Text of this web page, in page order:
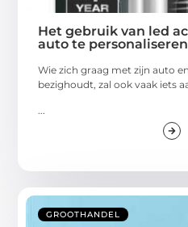
Het gebruik van led
auto te personaliseren
Wie zich graag met zijn auto
bezighoudt, zal ook vaak iets
GROOTHANDEL